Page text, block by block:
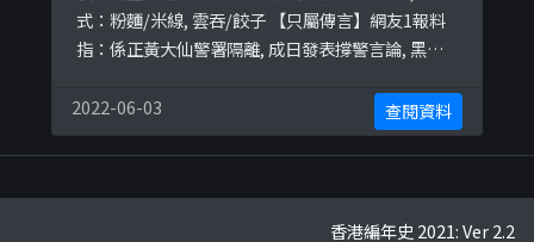
式：粉麵/米線, 雲吞/餃子 【只屬傳言】網友1報料
指：係正黃大仙警署隔離, 成日發表撐警言論, 黑警
佢地表明全力撐警, 搞美食車同全力支持林鄭
2022-06-03 查閱資料
香港編年史 2021: Ver 2.2